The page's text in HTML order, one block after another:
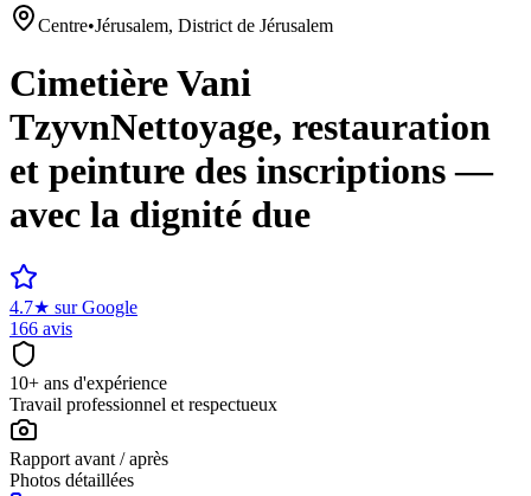
Centre•Jérusalem, District de Jérusalem
CimetièreVani
TzyvnNettoyage, restauration
et peinture des inscriptions —
avec la dignité due
4.7★ sur Google
166 avis
10+ ans d'expérience
Travail professionnel et respectueux
Rapport avant / après
Photos détaillées